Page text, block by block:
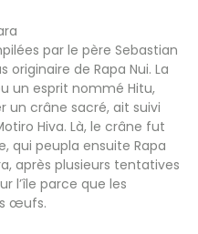
par le père Sebastian
originaire de Rapa Nui. La
un esprit nommé Hitu,
un crâne sacré, ait suivi
Hiva. Là, le crâne fut
qui peupla ensuite Rapa
après plusieurs tentatives
l’île parce que les
œufs.